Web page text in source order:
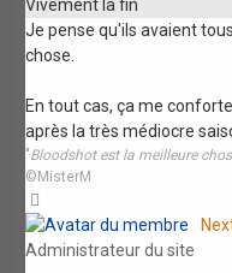
Vivement la fin
Je pense qu'ils avaient
chose.
En tout cas, ça me
après la très médiocre
"Bloodshot est la meilleure
©MisterM
Administrateur du site